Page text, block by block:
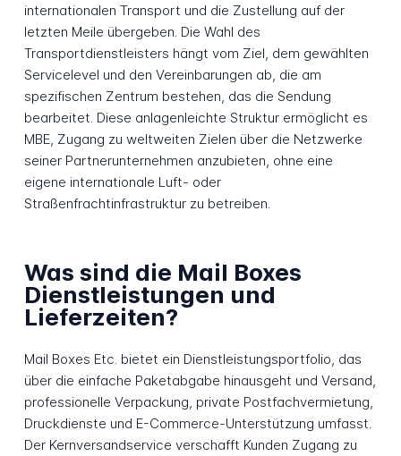
internationalen Transport und die Zustellung auf der
letzten Meile übergeben. Die Wahl des
Transportdienstleisters hängt vom Ziel, dem gewählten
Servicelevel und den Vereinbarungen ab, die am
spezifischen Zentrum bestehen, das die Sendung
bearbeitet. Diese anlagenleichte Struktur ermöglicht es
MBE, Zugang zu weltweiten Zielen über die Netzwerke
seiner Partnerunternehmen anzubieten, ohne eine
eigene internationale Luft- oder
Straßenfrachtinfrastruktur zu betreiben.
Was sind die Mail Boxes
Dienstleistungen und
Lieferzeiten?
Mail Boxes Etc. bietet ein Dienstleistungsportfolio, das
über die einfache Paketabgabe hinausgeht und Versand,
professionelle Verpackung, private Postfachvermietung,
Druckdienste und E-Commerce-Unterstützung umfasst.
Der Kernversandservice verschafft Kunden Zugang zu